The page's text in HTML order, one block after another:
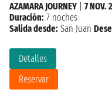
Detalles
Reservar
AZAMARA JOURNEY
7 NOV.
Duración: 7 noches
Salida desde: San Juan